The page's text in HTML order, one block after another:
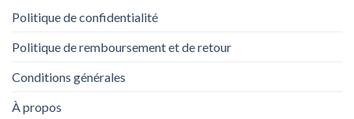
Politique de confidentialité
Politique de remboursement et de retour
Conditions générales
À propos